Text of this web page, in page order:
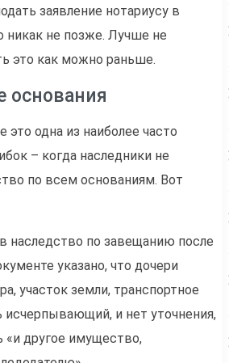
заявление нотариусу в
никак не позже. Лучше не
это как можно раньше.
основания
это одна из наиболее часто
– когда наследники не
по всем основаниям. Вот
наследство по завещанию после
указано, что дочери
участок земли, транспортное
исчерпывающий, и нет уточнения,
другое имущество,